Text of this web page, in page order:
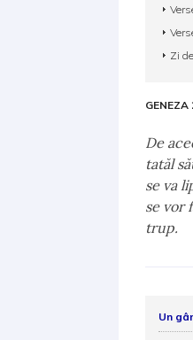
Zi
GENEZA
De
tatăl
se va
se vor
trup.
Un